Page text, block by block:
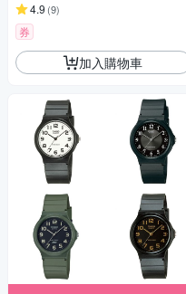
4.9 (9)
券
加入購物車